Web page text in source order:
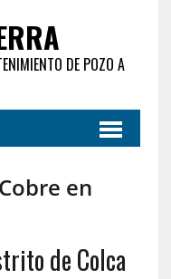
DE POZO A
en
de Colca